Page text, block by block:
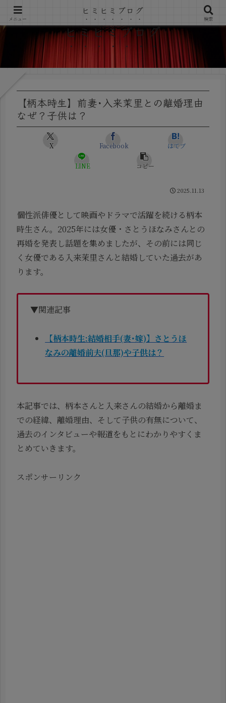
ヒミヒミブログ
【柄本時生】前妻･入来茉里との離婚理由
なぜ？子供は？
X Facebook はてブ
LINE コピー
2025.11.13
個性派俳優として映画やドラマで活躍を続ける柄本
時生さん。2025年には女優・さとうほなみさんとの
再婚を発表し話題を集めましたが、その前には同じ
く女優である入来茉里さんと結婚していた過去があ
ります。
▼関連記事
【柄本時生:結婚相手(妻･嫁)】さとうほ
なみの離婚前夫(旦那)や子供は？
本記事では、柄本さんと入来さんの結婚から離婚ま
での経緯、離婚理由、そして子供の有無について、
過去のインタビューや報道をもとにわかりやすくま
とめていきます。
スポンサーリンク
メニュー
ヒミヒミブログ
検索